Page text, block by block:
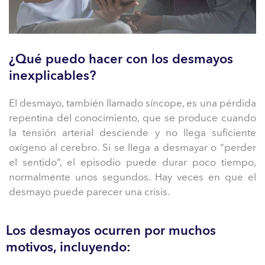
¿Qué puedo hacer con los desmayos
inexplicables?
El desmayo, también llamado síncope, es una pérdida
repentina del conocimiento, que se produce cuando
la tensión arterial desciende y no llega suficiente
oxígeno al cerebro. Si se llega a desmayar o “perder
el sentido”, el episodio puede durar poco tiempo,
normalmente unos segundos. Hay veces en que el
desmayo puede parecer una crisis.
Los desmayos ocurren por muchos
motivos, incluyendo: